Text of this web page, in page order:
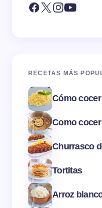
RECETAS MÁS
Cómo
Como
Churrasco
Tortitas
Arroz